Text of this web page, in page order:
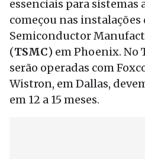
essenciais para sistemas
começou nas instalações
Semiconductor
(TSMC) em Phoenix. No
serão operadas com
Wistron, em Dallas,
em 12 a 15 meses.